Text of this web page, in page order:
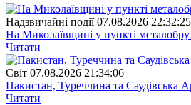
Надзвичайні події 07.08.2026 22:32:25
На Миколаївщині у пункті
Читати
Свiт 07.08.2026 21:34:06
Пакистан, Туреччина та Саудівська
Читати